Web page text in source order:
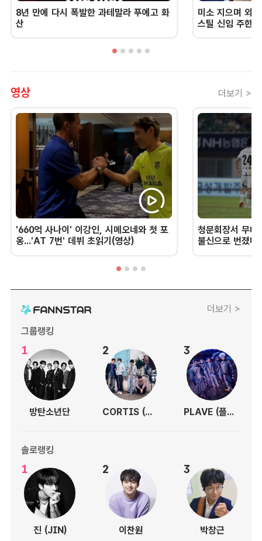
8년 만에 다시 폭발한 과테말라 푸에고 화
산
미소 지으며 외
스틸 신임 주한
영상 더보기 >
'660억 사나이' 이강인, 시메오네와 첫 포
옹...'AT 7번' 데뷔 초읽기(영상)
청문회장서 무너
불신으로 번졌
더보기 >
그룹랭킹
1
방탄소년단
2
CORTIS (코르티스)
3
PLAVE (플레이브)
솔로랭킹
1
진 (JIN)
2
이찬원
3
박창근